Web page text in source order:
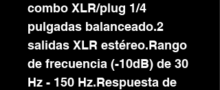
combo XLR/plug 1/4
pulgadas balanceado.2
salidas XLR estéreo.Rango
de frecuencia (-10dB) de 30
Hz - 150 Hz.Respuesta de